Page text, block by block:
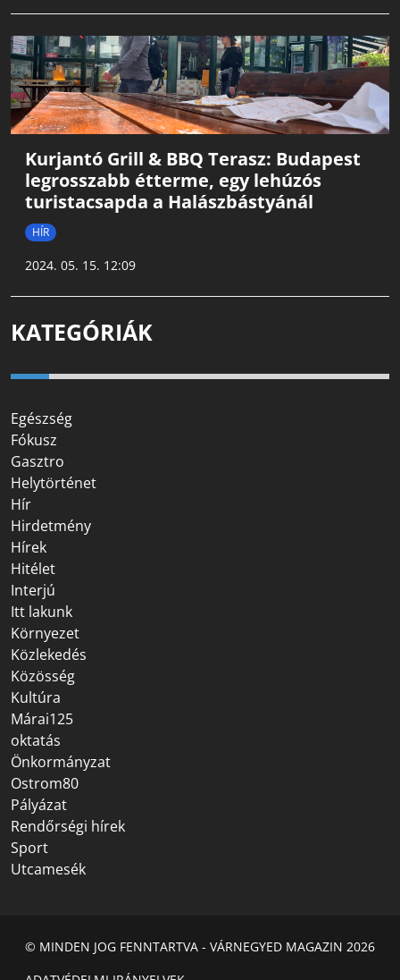
Kurjantó Grill & BBQ Terasz: Budapest
legrosszabb étterme, egy lehúzós
turistacsapda a Halászbástyánál
HÍR
2024. 05. 15. 12:09
KATEGÓRIÁK
Egészség
Fókusz
Gasztro
Helytörténet
Hír
Hirdetmény
Hírek
Hitélet
Interjú
Itt lakunk
Környezet
Közlekedés
Közösség
Kultúra
Márai125
oktatás
Önkormányzat
Ostrom80
Pályázat
Rendőrségi hírek
Sport
Utcamesék
© MINDEN JOG FENNTARTVA - VÁRNEGYED MAGAZIN 2026